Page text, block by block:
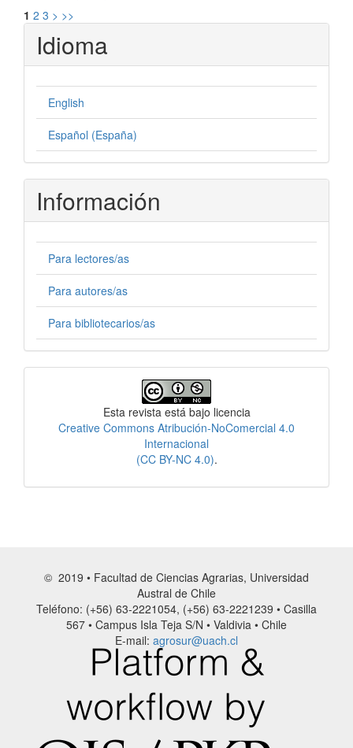
1 2 3 > >>
Idioma
English
Español (España)
Información
Para lectores/as
Para autores/as
Para bibliotecarios/as
Esta revista está bajo licencia
Creative Commons Atribución-NoComercial 4.0
Internacional
(CC BY-NC 4.0).
© 2019 • Facultad de Ciencias Agrarias, Universidad
Austral de Chile
Teléfono: (+56) 63-2221054, (+56) 63-2221239 • Casilla
567 • Campus Isla Teja S/N • Valdivia • Chile
E-mail: agrosur@uach.cl